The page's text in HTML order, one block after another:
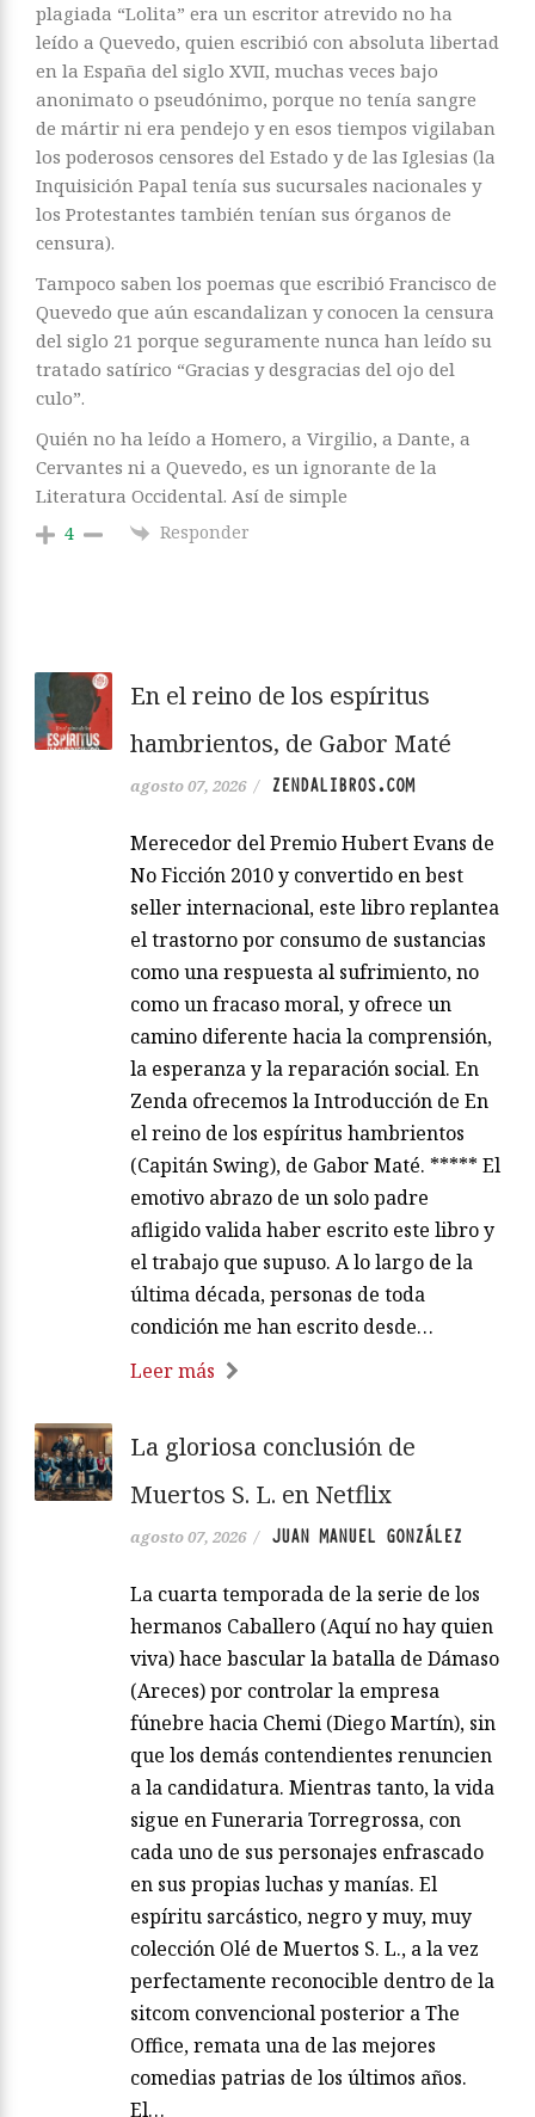
plagiada “Lolita” era un escritor atrevido no ha
leído a Quevedo, quien escribió con absoluta libertad
en la España del siglo XVII, muchas veces bajo
anonimato o pseudónimo, porque no tenía sangre
de mártir ni era pendejo y en esos tiempos vigilaban
los poderosos censores del Estado y de las Iglesias (la
Inquisición Papal tenía sus sucursales nacionales y
los Protestantes también tenían sus órganos de
censura).
Tampoco saben los poemas que escribió Francisco de
Quevedo que aún escandalizan y conocen la censura
del siglo 21 porque seguramente nunca han leído su
tratado satírico “Gracias y desgracias del ojo del
culo”.
Quién no ha leído a Homero, a Virgilio, a Dante, a
Cervantes ni a Quevedo, es un ignorante de la
Literatura Occidental. Así de simple
4 Responder
En el reino de los espíritus
hambrientos, de Gabor Maté
agosto 07, 2026 / ZENDALIBROS.COM
Merecedor del Premio Hubert Evans de
No Ficción 2010 y convertido en best
seller internacional, este libro replantea
el trastorno por consumo de sustancias
como una respuesta al sufrimiento, no
como un fracaso moral, y ofrece un
camino diferente hacia la comprensión,
la esperanza y la reparación social. En
Zenda ofrecemos la Introducción de En
el reino de los espíritus hambrientos
(Capitán Swing), de Gabor Maté. ***** El
emotivo abrazo de un solo padre
afligido valida haber escrito este libro y
el trabajo que supuso. A lo largo de la
última década, personas de toda
condición me han escrito desde…
Leer más
La gloriosa conclusión de
Muertos S. L. en Netflix
agosto 07, 2026 / JUAN MANUEL GONZÁLEZ
La cuarta temporada de la serie de los
hermanos Caballero (Aquí no hay quien
viva) hace bascular la batalla de Dámaso
(Areces) por controlar la empresa
fúnebre hacia Chemi (Diego Martín), sin
que los demás contendientes renuncien
a la candidatura. Mientras tanto, la vida
sigue en Funeraria Torregrossa, con
cada uno de sus personajes enfrascado
en sus propias luchas y manías. El
espíritu sarcástico, negro y muy, muy
colección Olé de Muertos S. L., a la vez
perfectamente reconocible dentro de la
sitcom convencional posterior a The
Office, remata una de las mejores
comedias patrias de los últimos años.
El…